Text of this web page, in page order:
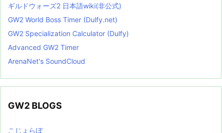
ギルドウォーズ2 日本語wiki(非公式)
GW2 World Boss Timer (Dulfy.net)
GW2 Specialization Calculator (Dulfy)
Advanced GW2 Timer
ArenaNet's SoundCloud
GW2 BLOGS
こじょらぼ